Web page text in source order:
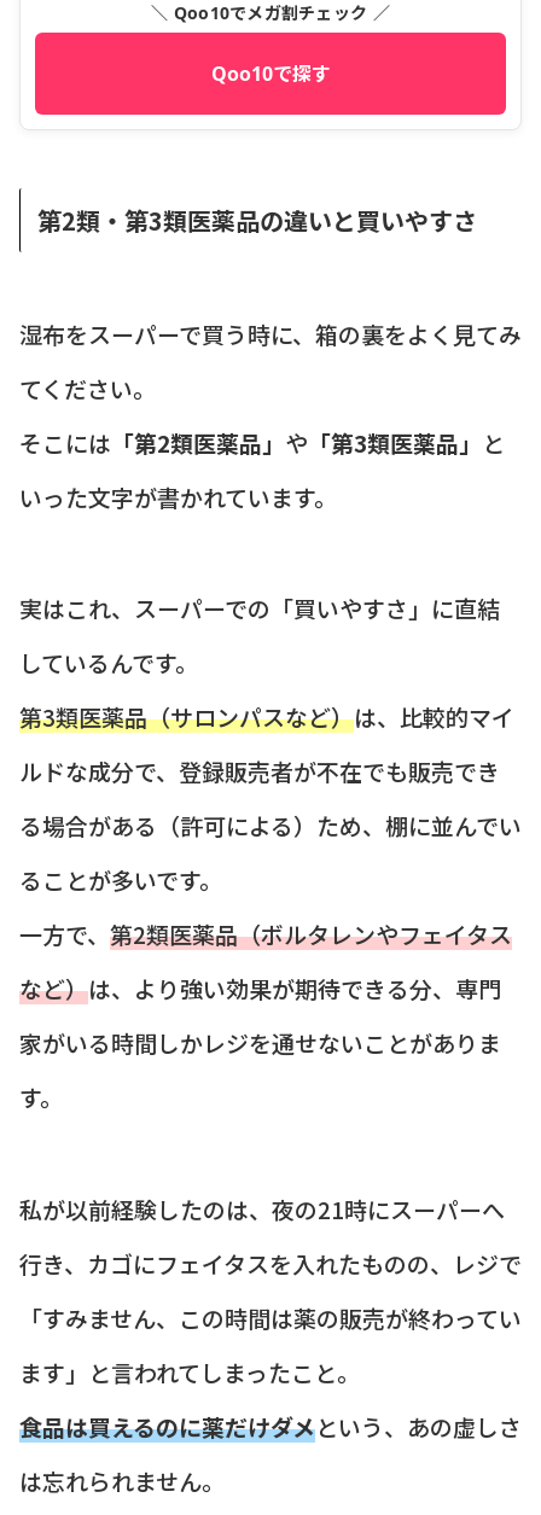
＼ Qoo10でメガ割チェック ／
Qoo10で探す
第2類・第3類医薬品の違いと買いやすさ
湿布をスーパーで買う時に、箱の裏をよく見てみ
てください。
そこには 「第2類医薬品」 や 「第3類医薬品」 と
いった文字が書かれています。
実はこれ、スーパーでの「買いやすさ」に直結
しているんです。
第3類医薬品（サロンパスなど）は、比較的マイ
ルドな成分で、登録販売者が不在でも販売でき
る場合がある（許可による）ため、棚に並んでい
ることが多いです。
一方で、 第2類医薬品（ボルタレンやフェイタス
など）は、より強い効果が期待できる分、専門
家がいる時間しかレジを通せないことがありま
す。
私が以前経験したのは、夜の21時にスーパーへ
行き、カゴにフェイタスを入れたものの、レジで
「すみません、この時間は薬の販売が終わってい
ます」と言われてしまったこと。
食品は買えるのに薬だけダメという、あの虚しさ
は忘れられません。